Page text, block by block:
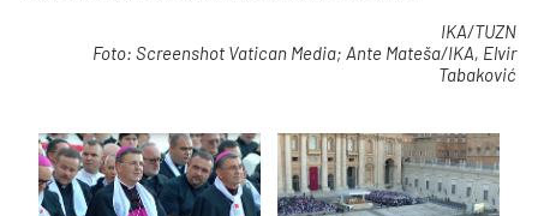
IKA/TUZN
Foto: Screenshot Vatican Media; Ante Mateša/IKA, Elvir
Tabaković